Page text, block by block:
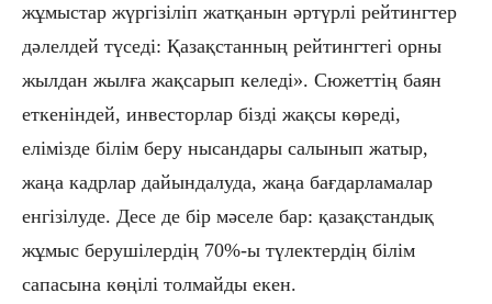
жұмыстар жүргізіліп жатқанын әртүрлі рейтингтер
дәлелдей түседі: Қазақстанның рейтингтегі орны
жылдан жылға жақсарып келеді». Сюжеттің баян
еткеніндей, инвесторлар бізді жақсы көреді,
елімізде білім беру нысандары салынып жатыр,
жаңа кадрлар дайындалуда, жаңа бағдарламалар
енгізілуде. Десе де бір мәселе бар: қазақстандық
жұмыс берушілердің 70%-ы түлектердің білім
сапасына көңілі толмайды екен.